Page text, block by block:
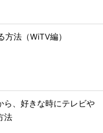
法（WiTV編）
ら、好きな時にテレビや
法